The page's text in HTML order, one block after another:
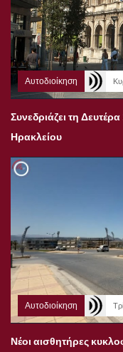
Αυτοδιοίκηση
Συνεδριάζει τη
Ηρακλείου
Αυτοδιοίκηση
Νέοι αισθητήρες